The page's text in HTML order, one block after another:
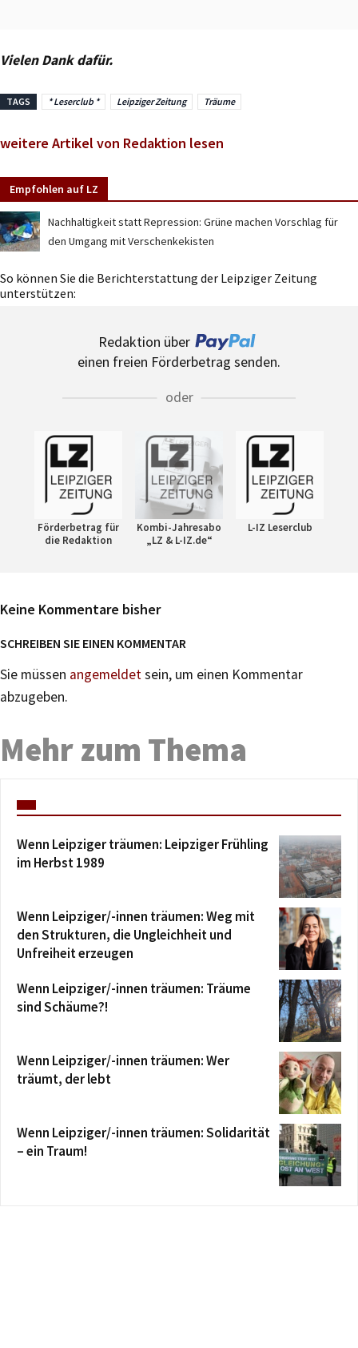
Vielen Dank dafür.
TAGS * Leserclub * Leipziger Zeitung Träume
weitere Artikel von Redaktion lesen
Empfohlen auf LZ
Nachhaltigkeit statt Repression: Grüne machen Vorschlag für
den Umgang mit Verschenkekisten
So können Sie die Berichterstattung der Leipziger Zeitung
unterstützen:
Redaktion über
einen freien Förderbetrag senden.
oder
Förderbetrag für
die Redaktion
Kombi-Jahresabo
„LZ & L-IZ.de“
L-IZ Leserclub
Keine Kommentare bisher
SCHREIBEN SIE EINEN KOMMENTAR
Sie müssen angemeldetsein, um einen Kommentar
abzugeben.
Mehr zum Thema
Wenn Leipziger träumen: Leipziger Frühling
im Herbst 1989
Wenn Leipziger/-innen träumen: Weg mit
den Strukturen, die Ungleichheit und
Unfreiheit erzeugen
Wenn Leipziger/-innen träumen: Träume
sind Schäume?!
Wenn Leipziger/-innen träumen: Wer
träumt, der lebt
Wenn Leipziger/-innen träumen: Solidarität
– ein Traum!